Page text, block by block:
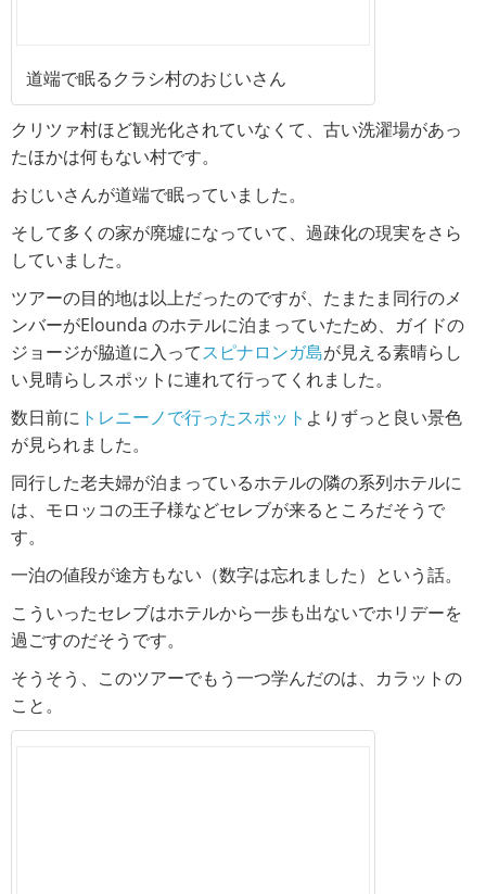
道端で眠るクラシ村のおじいさん
クリツァ村ほど観光化されていなくて、古い洗濯場があっ
たほかは何もない村です。
おじいさんが道端で眠っていました。
そして多くの家が廃墟になっていて、過疎化の現実をさら
していました。
ツアーの目的地は以上だったのですが、たまたま同行のメ
ンバーがElounda のホテルに泊まっていたため、ガイドの
ジョージが脇道に入ってスピナロンガ島が見える素晴らし
い見晴らしスポットに連れて行ってくれました。
数日前に トレニーノで行ったスポット よりずっと良い景色
が見られました。
同行した老夫婦が泊まっているホテルの隣の系列ホテルに
は、モロッコの王子様などセレブが来るところだそうで
す。
一泊の値段が途方もない（数字は忘れました）という話。
こういったセレブはホテルから一歩も出ないでホリデーを
過ごすのだそうです。
そうそう、このツアーでもう一つ学んだのは、カラットの
こと。